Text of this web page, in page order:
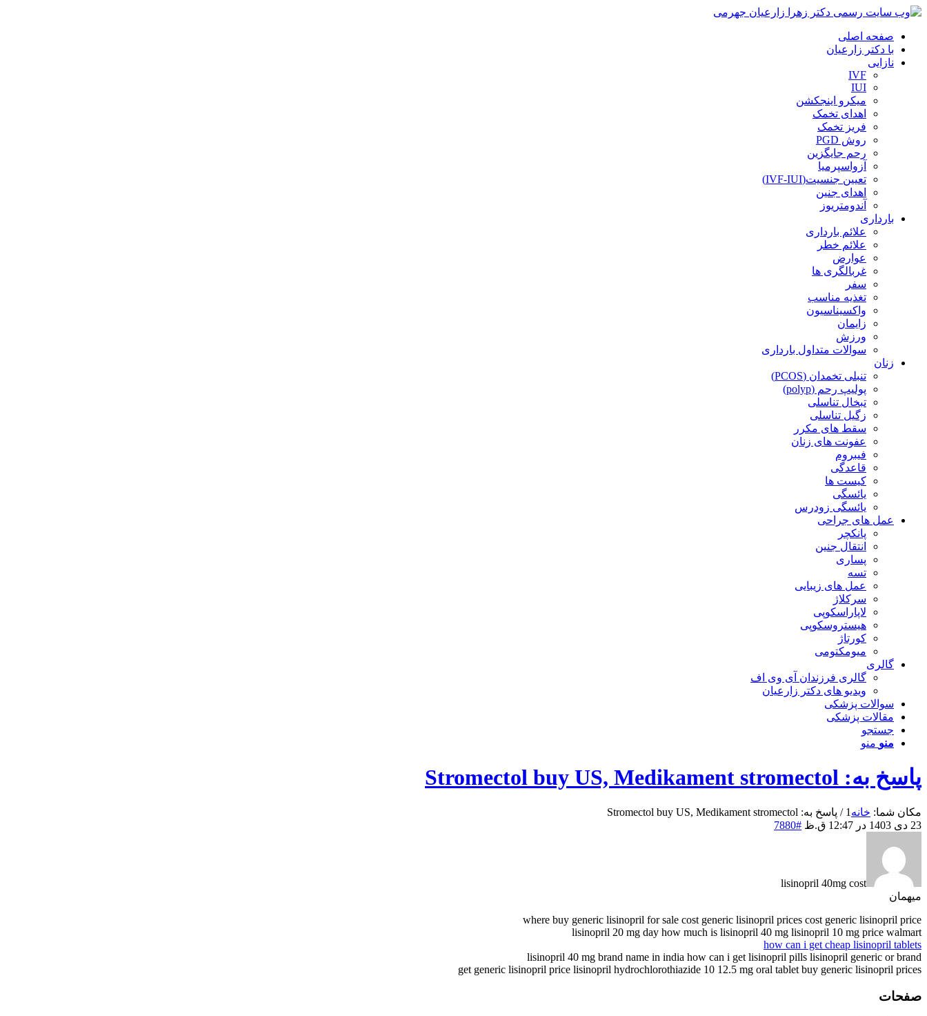
صفحه اصلی
با دکتر زارعیان
نازایی
IVF
IUI
میکرو اینجکشن
اهدای تخمک
فریز تخمک
روش PGD
رحم جایگزین
آزواسپرمیا
تعیین جنسیت(IVF-IUI)
اهدای جنین
آندومتریوز
بارداری
علائم بارداری
علائم خطر
عوارض
غربالگری ها
سفر
تغذیه مناسب
واکسیناسیون
زایمان
ورزش
سوالات متداول بارداری
زنان
تنبلی تخمدان (PCOS)
پولیپ رحم (polyp)
تبخال تناسلی
زگیل تناسلی
سقط های مکرر
عفونت های زنان
فیبروم
قاعدگی
کیست ها
یائسگی
یائسگی زودرس
عمل های جراحی
پانکچر
انتقال جنین
پساری
تسه
عمل های زیبایی
سرکلاژ
لاپاراسکوپی
هیستروسکوپی
کورتاژ
میومکتومی
گالری
گالری فرزندان آی وی اف
ویدیو های دکتر زارعیان
سوالات پزشکی
مقالات پزشکی
جستجو
منو منو
پاسخ به: Stromectol buy US, Medikament stromectol
مکان شما: خانه 1
/ پاسخ به: Stromectol buy US, Medikament stromectol
23 دی 1403 در 12:47 ق.ظ
#7880
lisinopril 40mg cost
میهمان
where buy generic lisinopril for sale cost generic lisinopril prices cost generic lisinopril price
lisinopril 20 mg day how much is lisinopril 40 mg lisinopril 10 mg price walmart
how can i get cheap lisinopril tablets
lisinopril 40 mg brand name in india how can i get lisinopril pills lisinopril generic or brand
get generic lisinopril price lisinopril hydrochlorothiazide 10 12.5 mg oral tablet buy generic lisinopril prices
صفحات